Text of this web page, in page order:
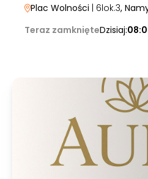
Plac Wolności | 6lok.3,
Teraz zamknięteDzisiaj: